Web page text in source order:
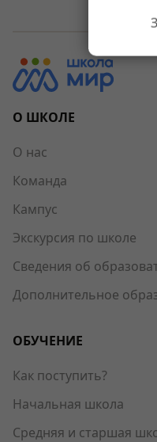
О ШКОЛЕ
О нас
Команда
Кампус
Экскурсия по школе
Сведения об
Дополнительное
ОБУЧЕНИЕ
Как поступить?
Начальная школа
Средняя и старшая